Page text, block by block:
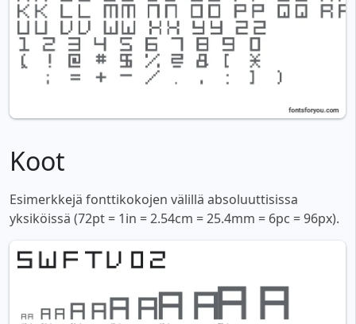
Koot
Esimerkkejä fonttikokojen välillä absoluuttisissa
yksiköissä (72pt = 1in = 2.54cm = 25.4mm = 6pc = 96px).